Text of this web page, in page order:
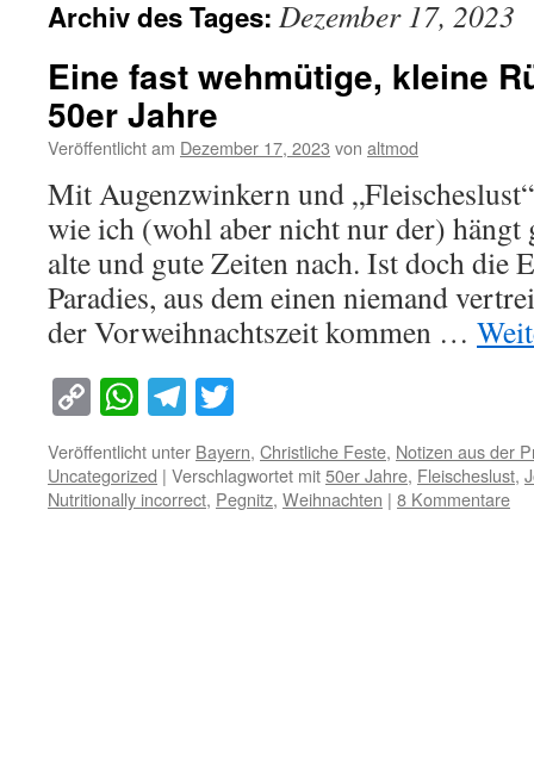
Archiv des Tages: Dezember 17, 2023
Eine fast wehmütige, kleine
50er Jahre
Veröffentlicht am Dezember 17, 2023 von altmod
Mit Augenzwinkern und
wie ich (wohl aber nicht nur der) hängt
alte und gute Zeiten nach. Ist doch die
Paradies, aus dem einen niemand
der Vorweihnachtszeit kommen …
Copy
Link
WhatsApp
Telegram
Veröffentlicht unter Bayern, Christliche Feste, Notizen aus der
Uncategorized | Verschlagwortet mit50er Jahre, Fleischeslust,
Nutritionally incorrect, Pegnitz, Weihnachten | 8 Kommentare